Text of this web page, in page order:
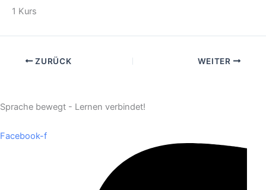
1 Kurs
ZURÜCK WEITER
Sprache bewegt - Lernen verbindet!
Facebook-f